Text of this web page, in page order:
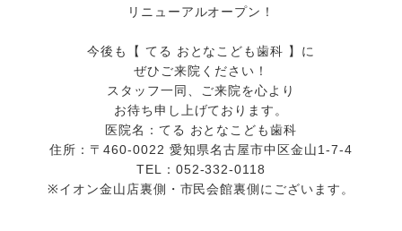
リニューアルオープン！
今後も【 てる おとなこども歯科 】に
ぜひご来院ください！
スタッフ一同、ご来院を心より
お待ち申し上げております。
医院名：てる おとなこども歯科
住所：〒460-0022 愛知県名古屋市中区金山1-7-4
TEL：052-332-0118
※イオン金山店裏側・市民会館裏側にございます。